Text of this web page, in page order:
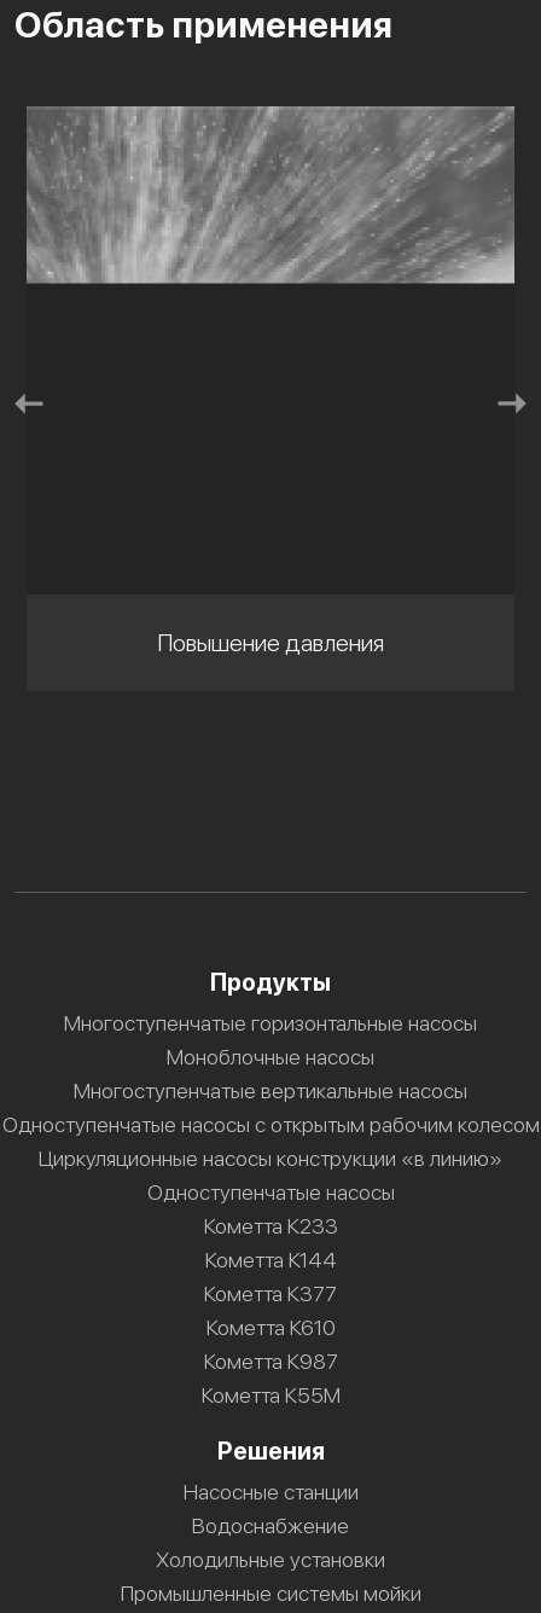
Область применения
Повышение давления
Продукты
Многоступенчатые горизонтальные насосы
Моноблочные насосы
Многоступенчатые вертикальные насосы
Одноступенчатые насосы с открытым рабочим колесом
Циркуляционные насосы конструкции «в линию»
Одноступенчатые насосы
Кометта К233
Кометта К144
Кометта К377
Кометта К610
Кометта К987
Кометта К55М
Решения
Насосные станции
Водоснабжение
Холодильные установки
Промышленные системы мойки